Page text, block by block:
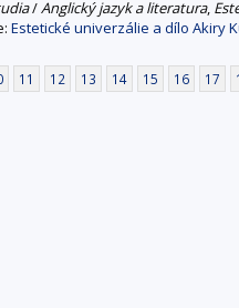
/Anglický jazyk a literatura,
Estetické univerzálie a dílo Akiry
11 12 13 14 15 16 17